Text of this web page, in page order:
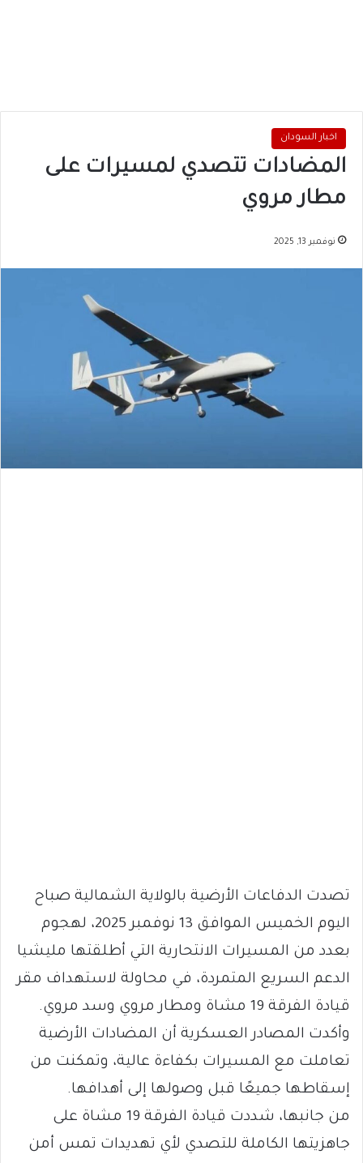
اخبار السودان
المضادات تتصدي لمسيرات على
مطار مروي
نوفمبر 13, 2025
تصدت الدفاعات الأرضية بالولاية الشمالية صباح
اليوم الخميس الموافق 13 نوفمبر 2025، لهجوم
بعدد من المسيرات الانتحارية التي أطلقتها مليشيا
الدعم السريع المتمردة، في محاولة لاستهداف مقر
قيادة الفرقة 19 مشاة ومطار مروي وسد مروي.
وأكدت المصادر العسكرية أن المضادات الأرضية
تعاملت مع المسيرات بكفاءة عالية، وتمكنت من
إسقاطها جميعًا قبل وصولها إلى أهدافها.
من جانبها، شددت قيادة الفرقة 19 مشاة على
جاهزيتها الكاملة للتصدي لأي تهديدات تمس أمن